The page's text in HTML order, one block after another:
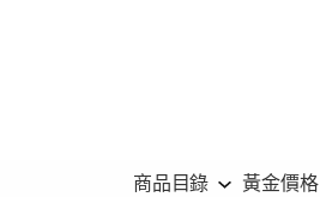
商品目錄 黃金價格